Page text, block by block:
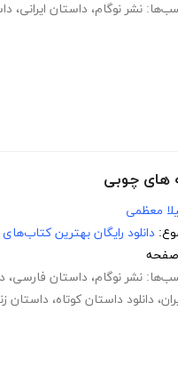
نشر نوگام، داستان ایرانی،
های چوبی
معظمی
دانلود رایگان بهترین
نشر نوگام، داستان فارسی،
، دانلود داستان کوتاه، داستان